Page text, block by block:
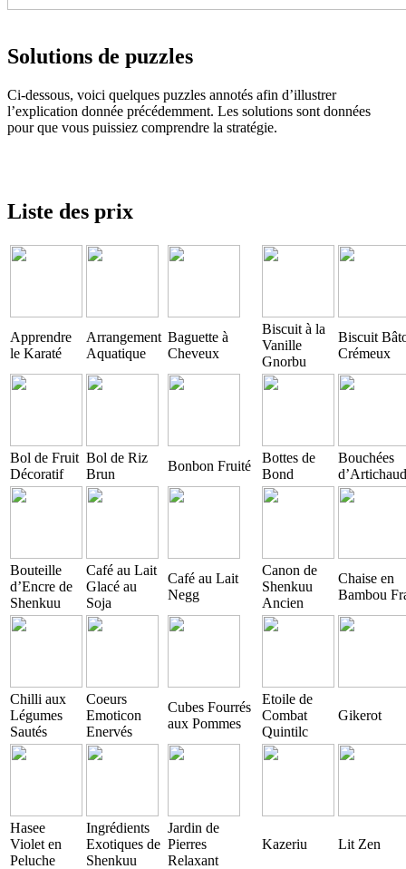
Solutions de puzzles
Ci-dessous, voici quelques puzzles annotés afin d’illustrer
l’explication donnée précédemment. Les solutions sont données
pour que vous puissiez comprendre la stratégie.
Liste des prix
Apprendre
le Karaté
Arrangement
Aquatique
Baguette à
Cheveux
Biscuit à la
Vanille
Gnorbu
Biscuit
Crémeux
Bol de Fruit
Décoratif
Bol de Riz
Brun
Bonbon Fruité
Bottes de
Bond
Bouchées
Bouteille
d’Encre de
Shenkuu
Café au Lait
Glacé au
Soja
Café au Lait
Negg
Canon de
Shenkuu
Ancien
Chaise en
Bambou
Chilli aux
Légumes
Sautés
Coeurs
Emoticon
Enervés
Cubes Fourrés
aux Pommes
Etoile de
Combat
Quintilc
Gikerot
Hasee
Violet en
Peluche
Ingrédients
Exotiques de
Shenkuu
Jardin de
Pierres
Relaxant
Kazeriu Lit Zen